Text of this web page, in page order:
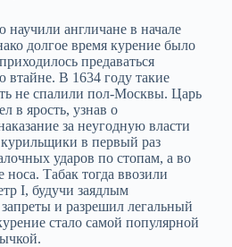
англичане в начале
долгое время курение было
предаваться
втайне. В 1634 году такие
не спалили пол-Москвы. Царь
в ярость, узнав о
за неугодную власти
в первый раз
ударов по стопам, а во
Табак тогда ввозили
I, будучи заядлым
и разрешил легальный
стало самой популярной